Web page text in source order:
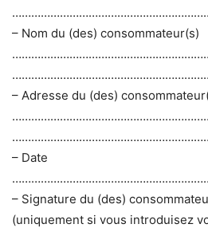
– Nom du (des) consommateur(s)
– Adresse du (des)
– Date
– Signature du (des)
(uniquement si vous introduisez